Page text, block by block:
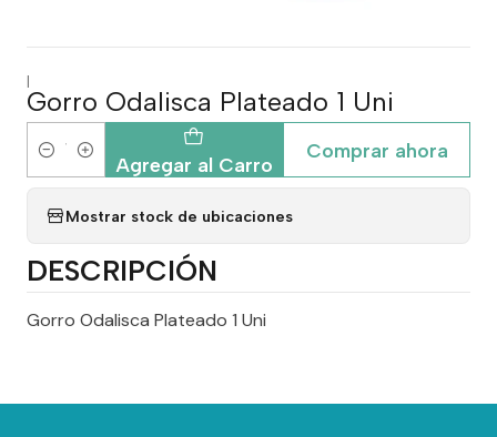
|
Gorro Odalisca Plateado 1 Uni
Cantidad Agregar al Carro
Comprar ahora
Mostrar stock de ubicaciones
DESCRIPCIÓN
Gorro Odalisca Plateado 1 Uni